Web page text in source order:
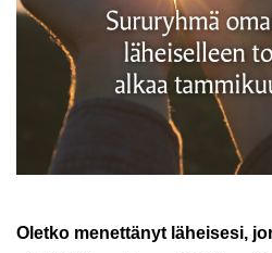
Olet­ko me­net­tä­nyt lä­hei­se­si,